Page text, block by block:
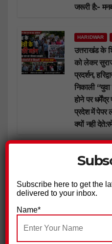
जरूरी है:-
HARIDWAR
उत्तराखंड के
को लेकर
प्रदर्शन,
निकाली
होने पर
प्रदेश में पेपर
क्यों नही
HARIDWAR
कलियर पुलिस
जीता जनता
सीईआईआर
Subscribe here to get the
delivered to your inbox.
Name*